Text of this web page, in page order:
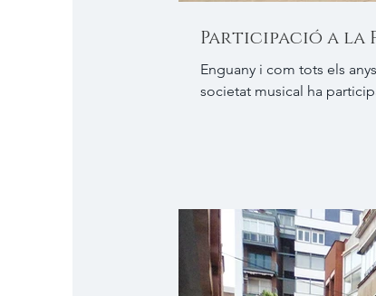
Participació a la
Enguany i com tots els
societat musical ha